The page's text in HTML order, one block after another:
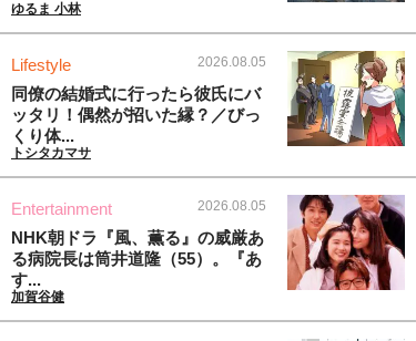
ゆるま 小林
Lifestyle 2026.08.05
同僚の結婚式に行ったら彼氏にバ
ッタリ！偶然が招いた縁？／びっ
くり体...
トシタカマサ
Entertainment 2026.08.05
NHK朝ドラ『風、薫る』の威厳あ
る病院長は筒井道隆（55）。『あ
す...
加賀谷健